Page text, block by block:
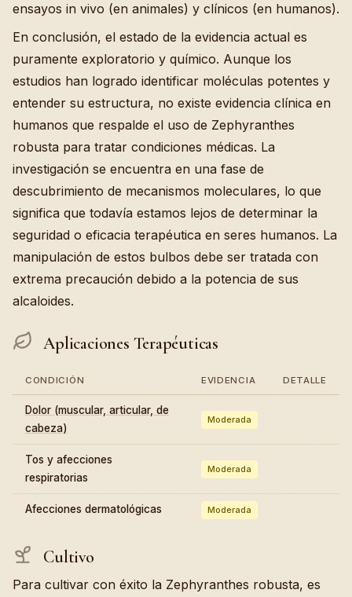
ensayos in vivo (en animales) y clínicos (en humanos).
En conclusión, el estado de la evidencia actual es
puramente exploratorio y químico. Aunque los
estudios han logrado identificar moléculas potentes y
entender su estructura, no existe evidencia clínica en
humanos que respalde el uso de Zephyranthes
robusta para tratar condiciones médicas. La
investigación se encuentra en una fase de
descubrimiento de mecanismos moleculares, lo que
significa que todavía estamos lejos de determinar la
seguridad o eficacia terapéutica en seres humanos. La
manipulación de estos bulbos debe ser tratada con
extrema precaución debido a la potencia de sus
alcaloides.
Aplicaciones Terapéuticas
CONDICIÓN EVIDENCIA DETALLE
Dolor (muscular, articular, de
cabeza)
Moderada
Tos y afecciones
respiratorias
Moderada
Afecciones dermatológicas Moderada
Cultivo
Para cultivar con éxito la Zephyranthes robusta, es